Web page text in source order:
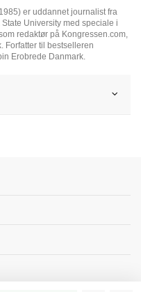
er uddannet journalist fra
University med speciale i
redaktør på Kongressen.com,
Forfatter til bestselleren
Erobrede Danmark.